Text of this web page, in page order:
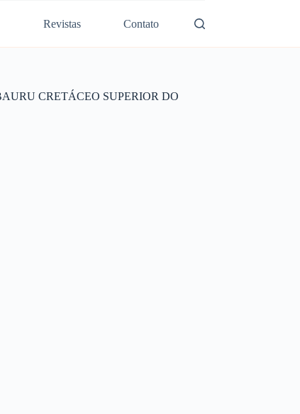
Revistas Contato
CRETÁCEO SUPERIOR DO